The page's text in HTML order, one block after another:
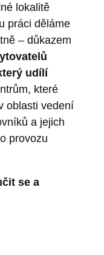
lokalitě
práci děláme
– důkazem
udílí
které
oblasti vedení
a jejich
provozu
se a